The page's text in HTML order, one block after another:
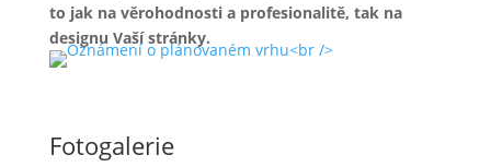
to jak na věrohodnosti a profesionalitě, tak na
designu Vaší stránky.
Fotogalerie